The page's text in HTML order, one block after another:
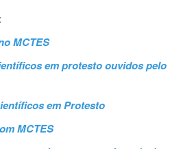
MCTES
em protesto ouvidos pelo
em Protesto
MCTES